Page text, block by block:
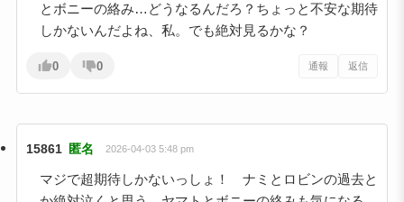
とボニーの絡み…どうなるんだろ？ちょっと不安な期待
しかないんだよね、私。でも絶対見るかな？
0 0 通報 返信
15861 匿名 2026-04-03 5:48 pm
マジで超期待しかないっしょ！ ナミとロビンの過去と